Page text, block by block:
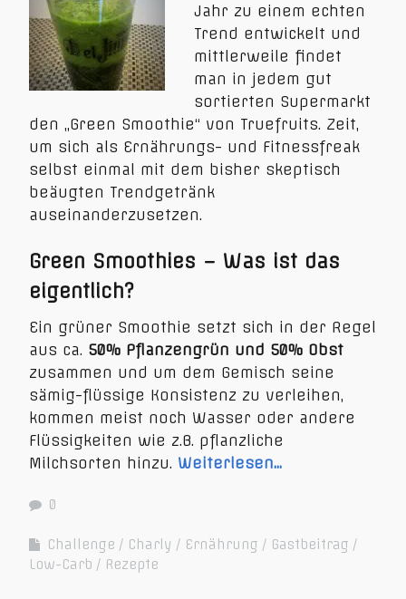
Jahr zu einem echten
Trend entwickelt und
mittlerweile findet
man in jedem gut
sortierten Supermarkt
den „Green Smoothie“ von Truefruits. Zeit,
um sich als Ernährungs- und Fitnessfreak
selbst einmal mit dem bisher skeptisch
beäugten Trendgetränk
auseinanderzusetzen.
Green Smoothies – Was ist das
eigentlich?
Ein grüner Smoothie setzt sich in der Regel
aus ca. 50% Pflanzengrün und 50% Obst
zusammen und um dem Gemisch seine
sämig-flüssige Konsistenz zu verleihen,
kommen meist noch Wasser oder andere
Flüssigkeiten wie z.B. pflanzliche
Milchsorten hinzu. Weiterlesen…
0
Challenge Charly Ernährung
Gastbeitrag
Low-Carb
Rezepte